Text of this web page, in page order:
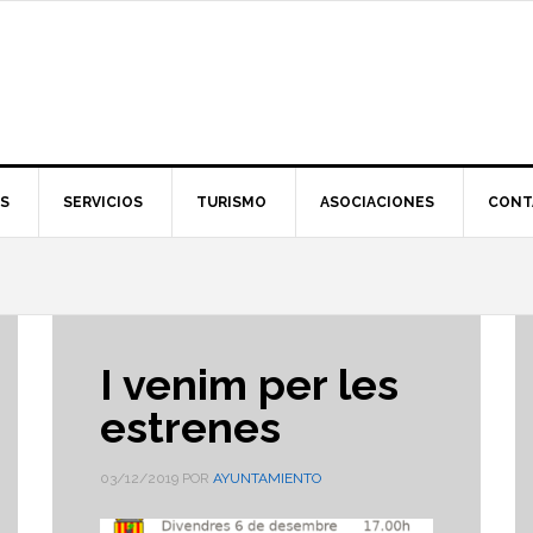
SERVICIOS TURISMO ASOCIACIONES
I venim per les
estrenes
03/12/2019 PORAYUNTAMIENTO